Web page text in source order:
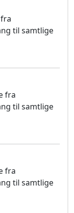
til samtlige
fra
til samtlige
fra
til samtlige